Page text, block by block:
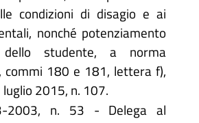
condizioni di disagio e ai
nonché potenziamento
studente, a norma
commi 180 e 181, lettera f),
2015, n. 107.
2003, n. 53 - Delega al